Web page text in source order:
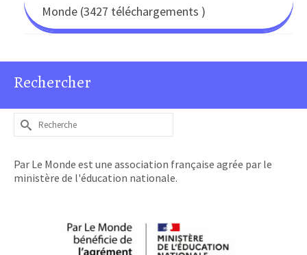
Monde (3427 téléchargements )
Rechercher
Rechercher :
Par Le Monde est une association française agrée par le
ministère de l'éducation nationale.